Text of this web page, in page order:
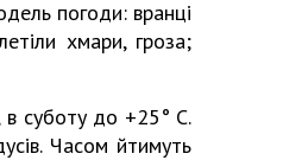
погоди: вранці
хмари, гроза;
в суботу до +25° С.
Часом йтимуть